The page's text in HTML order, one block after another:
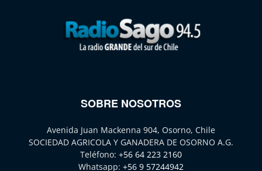
SOBRE NOSOTROS
Avenida Juan Mackenna 904, Osorno, Chile
SOCIEDAD AGRICOLA Y GANADERA DE OSORNO A.G.
Teléfono: +56 64 223 2160
Whatsapp: +56 9 57244942